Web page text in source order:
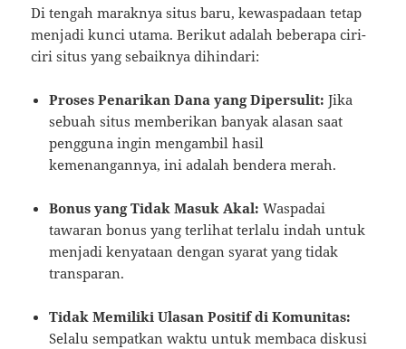
Di tengah maraknya situs baru, kewaspadaan tetap
menjadi kunci utama. Berikut adalah beberapa ciri-
ciri situs yang sebaiknya dihindari:
Proses Penarikan Dana yang Dipersulit: Jika
sebuah situs memberikan banyak alasan saat
pengguna ingin mengambil hasil
kemenangannya, ini adalah bendera merah.
Bonus yang Tidak Masuk Akal: Waspadai
tawaran bonus yang terlihat terlalu indah untuk
menjadi kenyataan dengan syarat yang tidak
transparan.
Tidak Memiliki Ulasan Positif di Komunitas:
Selalu sempatkan waktu untuk membaca diskusi